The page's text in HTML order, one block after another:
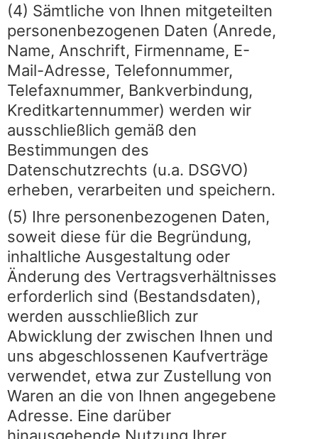
(4) Sämtliche von Ihnen mitgeteilten
personenbezogenen Daten (Anrede,
Name, Anschrift, Firmenname, E-
Mail-Adresse, Telefonnummer,
Telefaxnummer, Bankverbindung,
Kreditkartennummer) werden wir
ausschließlich gemäß den
Bestimmungen des
Datenschutzrechts (u.a. DSGVO)
erheben, verarbeiten und speichern.
(5) Ihre personenbezogenen Daten,
soweit diese für die Begründung,
inhaltliche Ausgestaltung oder
Änderung des Vertragsverhältnisses
erforderlich sind (Bestandsdaten),
werden ausschließlich zur
Abwicklung der zwischen Ihnen und
uns abgeschlossenen Kaufverträge
verwendet, etwa zur Zustellung von
Waren an die von Ihnen angegebene
Adresse. Eine darüber
hinausgehende Nutzung Ihrer